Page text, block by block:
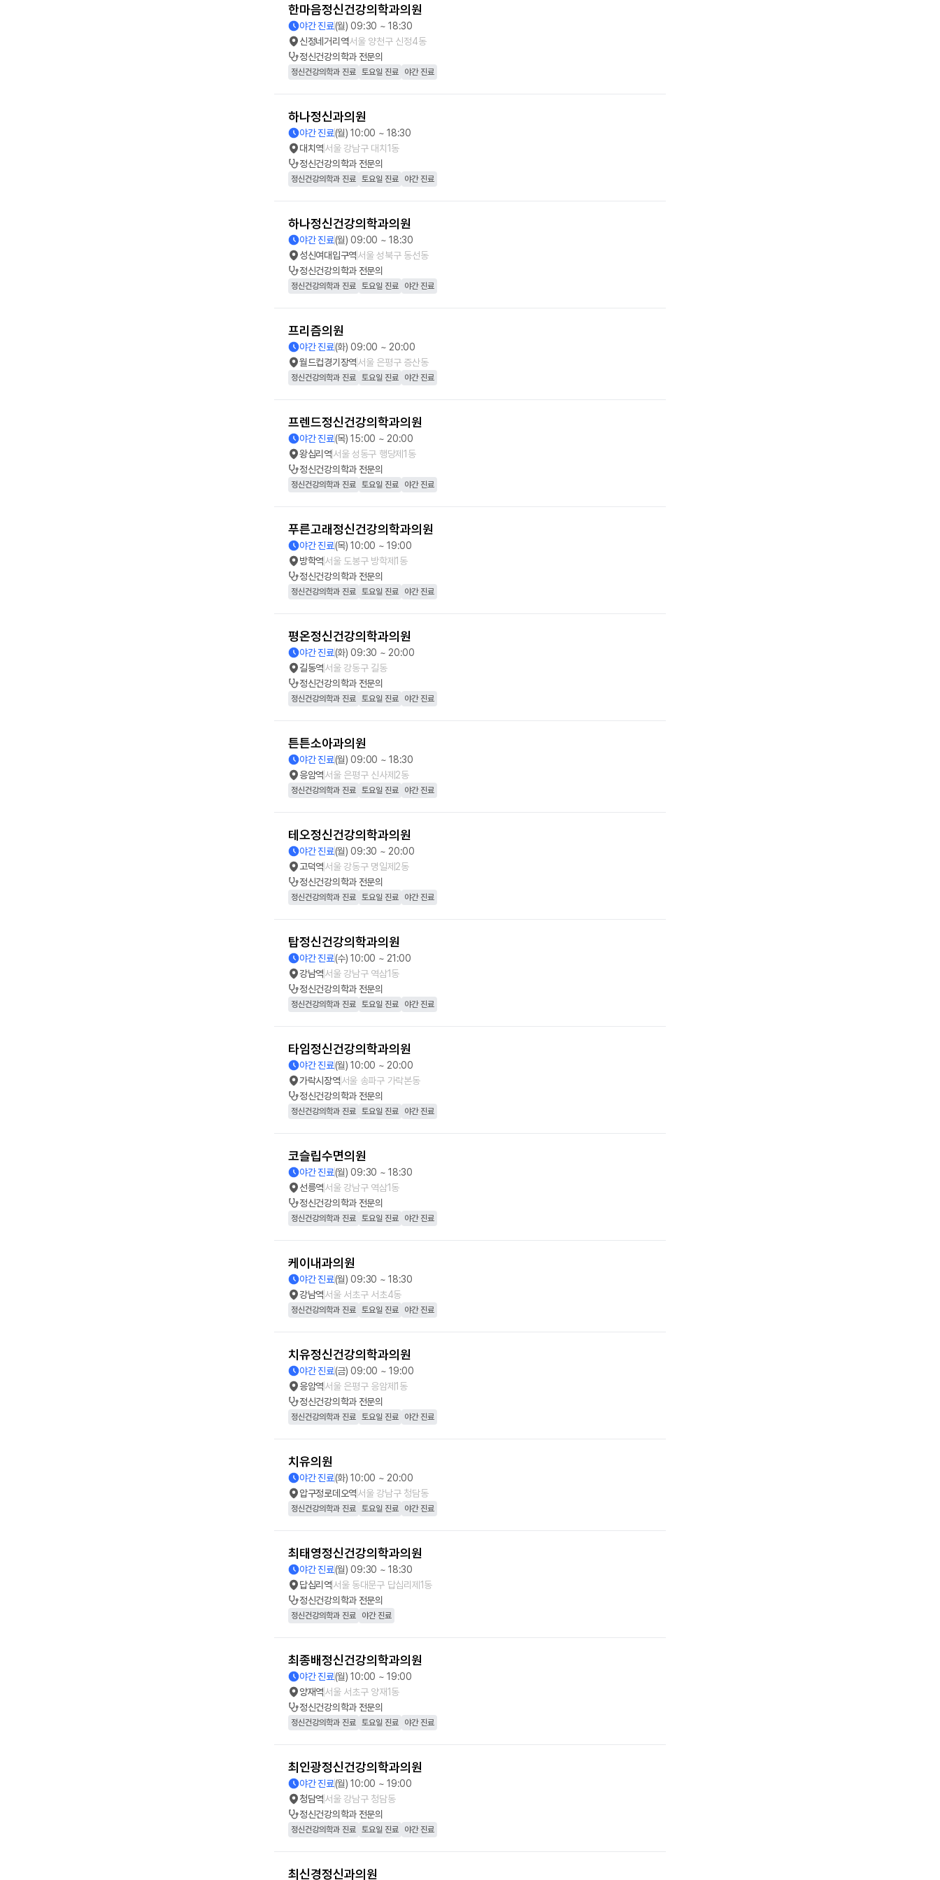
한마음정신건강의학과의원
야간 진료(월) 09:30 ~ 18:30
신정네거리역서울 양천구 신정4동
정신건강의학과전문의
정신건강의학과 진료 토요일 진료 야간 진료
하나정신과의원
야간 진료(월) 10:00 ~ 18:30
대치역서울 강남구 대치1동
정신건강의학과전문의
정신건강의학과 진료 토요일 진료 야간 진료
하나정신건강의학과의원
야간 진료(월) 09:00 ~ 18:30
성신여대입구역서울 성북구 동선동
정신건강의학과전문의
정신건강의학과 진료 토요일 진료 야간 진료
프리즘의원
야간 진료(화) 09:00 ~ 20:00
월드컵경기장역서울 은평구 증산동
정신건강의학과 진료 토요일 진료 야간 진료
프렌드정신건강의학과의원
야간 진료(목) 15:00 ~ 20:00
왕십리역서울 성동구 행당제1동
정신건강의학과전문의
정신건강의학과 진료 토요일 진료 야간 진료
푸른고래정신건강의학과의원
야간 진료(목) 10:00 ~ 19:00
방학역서울 도봉구 방학제1동
정신건강의학과전문의
정신건강의학과 진료 토요일 진료 야간 진료
평온정신건강의학과의원
야간 진료(화) 09:30 ~ 20:00
길동역서울 강동구 길동
정신건강의학과전문의
정신건강의학과 진료 토요일 진료 야간 진료
튼튼소아과의원
야간 진료(월) 09:00 ~ 18:30
응암역서울 은평구 신사제2동
정신건강의학과 진료 토요일 진료 야간 진료
테오정신건강의학과의원
야간 진료(월) 09:30 ~ 20:00
고덕역서울 강동구 명일제2동
정신건강의학과전문의
정신건강의학과 진료 토요일 진료 야간 진료
탑정신건강의학과의원
야간 진료(수) 10:00 ~ 21:00
강남역서울 강남구 역삼1동
정신건강의학과전문의
정신건강의학과 진료 토요일 진료 야간 진료
타임정신건강의학과의원
야간 진료(월) 10:00 ~ 20:00
가락시장역서울 송파구 가락본동
정신건강의학과전문의
정신건강의학과 진료 토요일 진료 야간 진료
코슬립수면의원
야간 진료(월) 09:30 ~ 18:30
선릉역서울 강남구 역삼1동
정신건강의학과전문의
정신건강의학과 진료 토요일 진료 야간 진료
케이내과의원
야간 진료(월) 09:30 ~ 18:30
강남역서울 서초구 서초4동
정신건강의학과 진료 토요일 진료 야간 진료
치유정신건강의학과의원
야간 진료(금) 09:00 ~ 19:00
응암역서울 은평구 응암제1동
정신건강의학과전문의
정신건강의학과 진료 토요일 진료 야간 진료
치유의원
야간 진료(화) 10:00 ~ 20:00
압구정로데오역서울 강남구 청담동
정신건강의학과 진료 토요일 진료 야간 진료
최태영정신건강의학과의원
야간 진료(월) 09:30 ~ 18:30
답십리역서울 동대문구 답십리제1동
정신건강의학과전문의
정신건강의학과 진료 야간 진료
최종배정신건강의학과의원
야간 진료(월) 10:00 ~ 19:00
양재역서울 서초구 양재1동
정신건강의학과전문의
정신건강의학과 진료 토요일 진료 야간 진료
최인광정신건강의학과의원
야간 진료(월) 10:00 ~ 19:00
청담역서울 강남구 청담동
정신건강의학과전문의
정신건강의학과 진료 토요일 진료 야간 진료
최신경정신과의원